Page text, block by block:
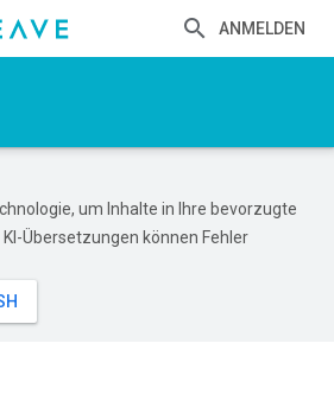
ANMELDEN
um Inhalte in Ihre bevorzugte
Übersetzungen können Fehler